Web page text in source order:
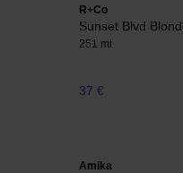
R+Co
Sunset Blvd
251 ml
37 €
Amika